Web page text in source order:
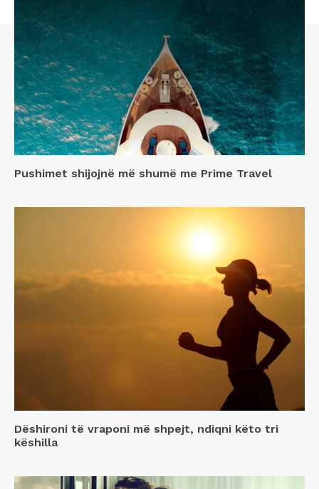
Pushimet shijojnë më shumë me Prime Travel
Dëshironi të vraponi më shpejt, ndiqni këto tri
këshilla